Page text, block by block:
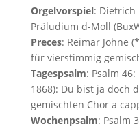
Orgelvorspiel: Dietrich
Präludium d-Moll
Preces: Reimar Johne
für vierstimmig
Tagespsalm: Psalm
1868): Du bist ja doch
gemischten Chor a
Wochenpsalm: Psalm